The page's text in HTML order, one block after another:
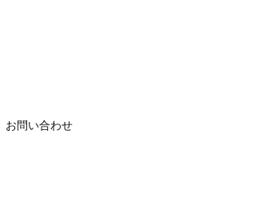
お問い合わせ